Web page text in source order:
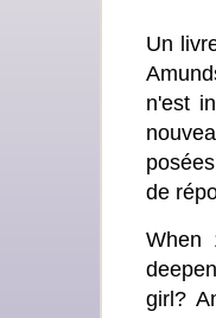
Un
n'est
de
When
girl?